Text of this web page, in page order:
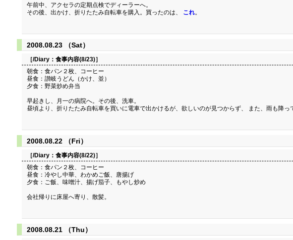
午前中、アクセラの定期点検でディーラーへ。
その後、出かけ、折りたたみ自転車を購入。買ったのは、 これ。
2008.08.23 （Sat）
［/Diary： 食事内容(8/23)］
朝食：食パン２枚、コーヒー
昼食：讃岐うどん（かけ、並）
夕食：野菜炒め弁当
早起きし、月一の病院へ。その後、洗車。
昼頃より、折りたたみ自転車を買いに電車で出かけるが、欲しいのが見つからず、 また、雨も降っ
2008.08.22 （Fri）
［/Diary： 食事内容(8/22)］
朝食：食パン２枚、コーヒー
昼食：冷やし中華、わかめご飯、唐揚げ
夕食：ご飯、味噌汁、揚げ茄子、もやし炒め
会社帰りに床屋へ寄り、散髪。
2008.08.21 （Thu）